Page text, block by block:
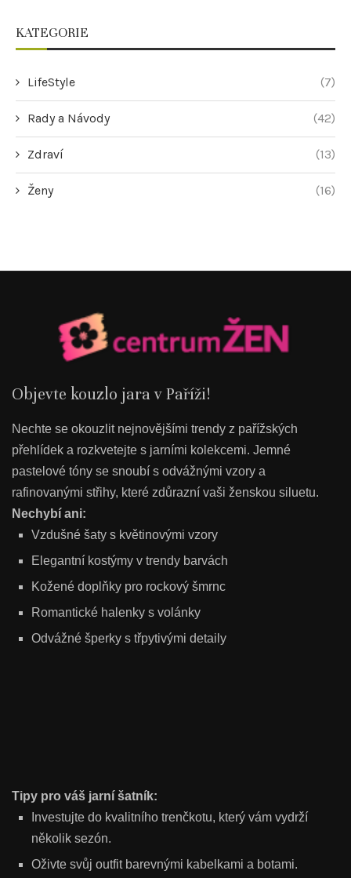
KATEGORIE
LifeStyle (7)
Rady a Návody (42)
Zdraví (13)
Ženy (16)
Objevte kouzlo jara v Paříži!
Nechte se okouzlit nejnovějšími trendy z pařížských
přehlídek a rozkvetejte s jarními kolekcemi. Jemné
pastelové tóny se snoubí s odvážnými vzory a
rafinovanými střihy, které zdůrazní vaši ženskou siluetu.
Nechybí ani:
Vzdušné šaty s květinovými vzory
Elegantní kostýmy v trendy barvách
Kožené doplňky pro rockový šmrnc
Romantické halenky s volánky
Odvážné šperky s třpytivými detaily
Tipy pro váš jarní šatník:
Investujte do kvalitního trenčkotu, který vám vydrží
několik sezón.
Oživte svůj outfit barevnými kabelkami a botami.